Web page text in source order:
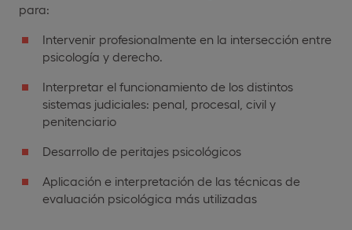
para:
Intervenir profesionalmente en la intersección entre
psicología y derecho.
Interpretar el funcionamiento de los distintos
sistemas judiciales: penal, procesal, civil y
penitenciario
Desarrollo de peritajes psicológicos
Aplicación e interpretación de las técnicas de
evaluación psicológica más utilizadas